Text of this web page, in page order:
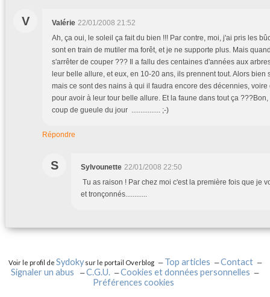
V Valérie 22/01/2008 21:52
Ah, ça oui, le soleil ça fait du bien !!! Par contre, moi, j'ai pris les
sont en train de mutiler ma forêt, et je ne supporte plus. Mais
s'arrêter de couper ??? Il a fallu des centaines d'années aux
leur belle allure, et eux, en 10-20 ans, ils prennent tout. Alors bien
mais ce sont des nains à qui il faudra encore des décennies,
pour avoir à leur tour belle allure. Et la faune dans tout ça
coup de gueule du jour ................ ;-)
Répondre
S Sylvounette 22/01/2008 22:50
Tu as raison ! Par chez moi c'est la première fois que je
et tronçonnés............
Voir le profil de Sydokysur le portail Overblog Top articles
Contact
Signaler un abus
C.G.U.
Cookies et données personnelles
Préférences cookies